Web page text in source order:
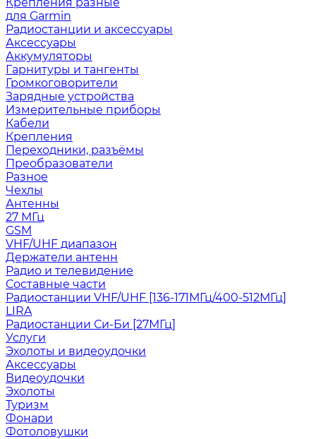
для Garmin
Радиостанции и аксессуары
Аксессуары
Аккумуляторы
Гарнитуры и тангенты
Громкоговорители
Зарядные устройства
Измерительные приборы
Кабели
Крепления
Переходники, разъёмы
Преобразователи
Разное
Чехлы
Антенны
27 МГц
GSM
VHF/UHF диапазон
Держатели антенн
Радио и телевидение
Составные части
Радиостанции VHF/UHF [136-171МГц/400-512МГц]
LIRA
Радиостанции Си-Би [27МГц]
Услуги
Эхолоты и видеоудочки
Аксессуары
Видеоудочки
Эхолоты
Туризм
Фонари
Фотоловушки